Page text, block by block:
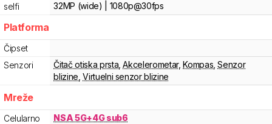
selfi
32MP (wide) | 1080p@30fps
Platforma
Čipset
Senzori
Čitač otiska prsta ,Akcelerometar,Kompas ,Senzor
blizine ,Virtuelni senzor blizine
Mreže
Celularno
NSA 5G+4G sub6